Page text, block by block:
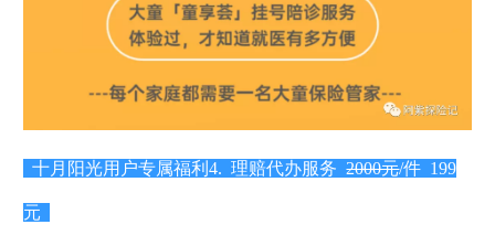
十月阳光用户专属福利4. 理赔代办服务2000元/件 199
元